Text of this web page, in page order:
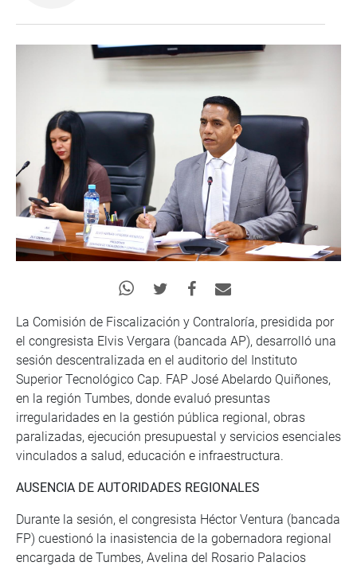
La Comisión de Fiscalización y Contraloría, presidida por
el congresista Elvis Vergara (bancada AP), desarrolló una
sesión descentralizada en el auditorio del Instituto
Superior Tecnológico Cap. FAP José Abelardo Quiñones,
en la región Tumbes, donde evaluó presuntas
irregularidades en la gestión pública regional, obras
paralizadas, ejecución presupuestal y servicios esenciales
vinculados a salud, educación e infraestructura.
AUSENCIA DE AUTORIDADES REGIONALES
Durante la sesión, el congresista Héctor Ventura (bancada
FP) cuestionó la inasistencia de la gobernadora regional
encargada de Tumbes, Avelina del Rosario Palacios